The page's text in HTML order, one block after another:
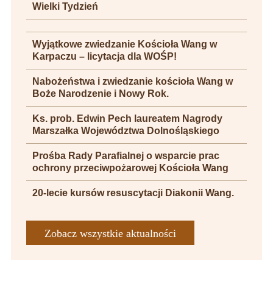
Wielki Tydzień
Wyjątkowe zwiedzanie Kościoła Wang w
Karpaczu – licytacja dla WOŚP!
Nabożeństwa i zwiedzanie kościoła Wang w
Boże Narodzenie i Nowy Rok.
Ks. prob. Edwin Pech laureatem Nagrody
Marszałka Województwa Dolnośląskiego
Prośba Rady Parafialnej o wsparcie prac
ochrony przeciwpożarowej Kościoła Wang
20-lecie kursów resuscytacji Diakonii Wang.
Zobacz wszystkie aktualności